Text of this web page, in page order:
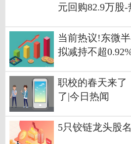
元回购82.9万股-
当前热议!东微
拟减持不超
职校的春天来了
了|今日热闻
5只铰链龙头股